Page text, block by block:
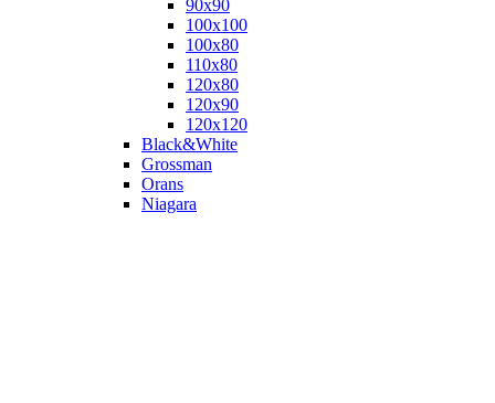
90x90
100x100
100х80
110х80
120x80
120х90
120х120
Black&White
Grossman
Orans
Niagara